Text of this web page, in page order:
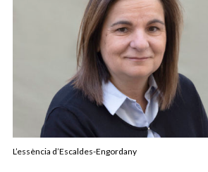
L’essència d’Escaldes-Engordany